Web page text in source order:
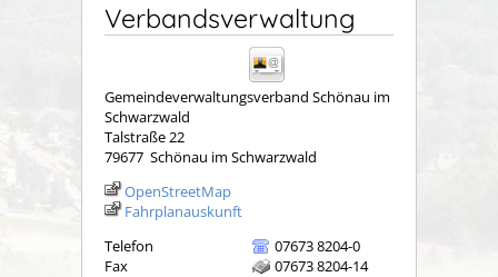
Verbandsverwaltung
Gemeindeverwaltungsverband Schönau im
Schwarzwald
Talstraße 22
79677 Schönau im Schwarzwald
OpenStreetMap
Fahrplanauskunft
Telefon
07673 8204-0
Fax
07673 8204-14